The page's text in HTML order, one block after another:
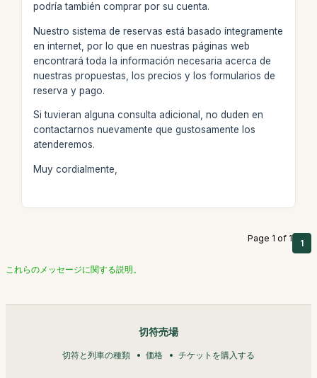
podría también comprar por su cuenta.
Nuestro sistema de reservas está basado íntegramente
en internet, por lo que en nuestras páginas web
encontrará toda la información necesaria acerca de
nuestras propuestas, los precios y los formularios de
reserva y pago.
Si tuvieran alguna consulta adicional, no duden en
contactarnos nuevamente que gustosamente los
atenderemos.
Muy cordialmente,
Page 1 of 1 1
これらのメッセージに関する説明。
切符売場
切符と列車の種類 価格 チケットを購入する